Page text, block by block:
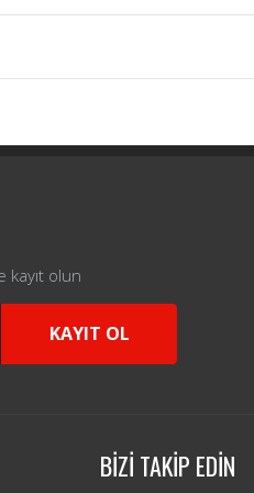
kayıt olun
KAYIT OL
BİZİ TAKİP EDİN